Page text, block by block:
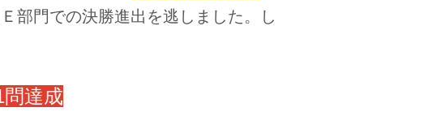
部門での決勝進出を逃しました。し
達成